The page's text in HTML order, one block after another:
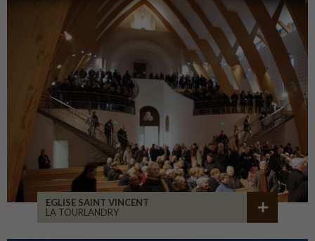
EGLISE SAINT VINCENT
LA TOURLANDRY